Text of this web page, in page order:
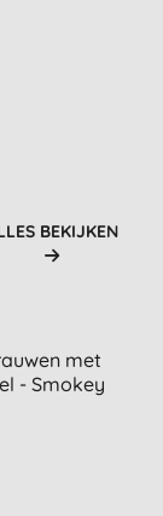
BEKIJKEN
met
- Smokey